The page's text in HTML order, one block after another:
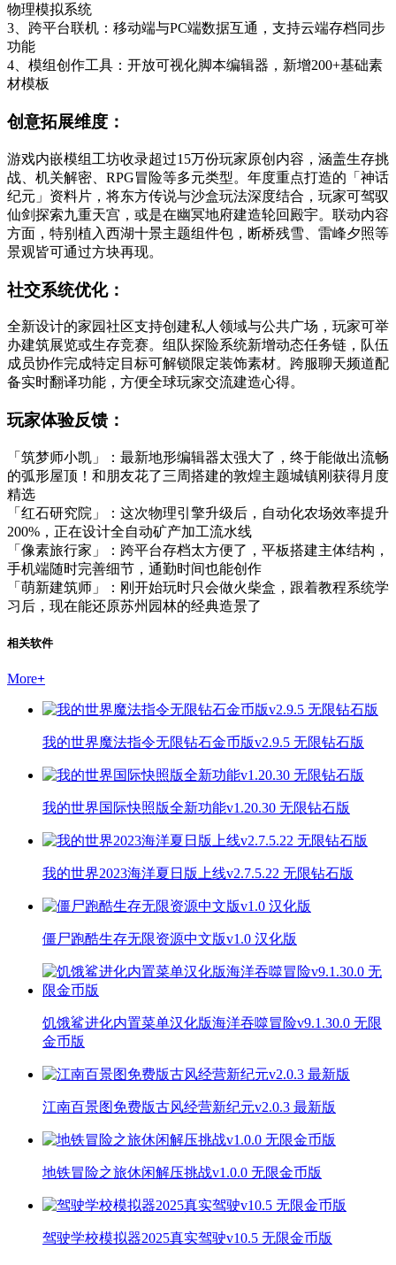
物理模拟系统
3、跨平台联机：移动端与PC端数据互通，支持云端存档同步
功能
4、模组创作工具：开放可视化脚本编辑器，新增200+基础素
材模板
创意拓展维度：
游戏内嵌模组工坊收录超过15万份玩家原创内容，涵盖生存挑
战、机关解密、RPG冒险等多元类型。年度重点打造的「神话
纪元」资料片，将东方传说与沙盒玩法深度结合，玩家可驾驭
仙剑探索九重天宫，或是在幽冥地府建造轮回殿宇。联动内容
方面，特别植入西湖十景主题组件包，断桥残雪、雷峰夕照等
景观皆可通过方块再现。
社交系统优化：
全新设计的家园社区支持创建私人领域与公共广场，玩家可举
办建筑展览或生存竞赛。组队探险系统新增动态任务链，队伍
成员协作完成特定目标可解锁限定装饰素材。跨服聊天频道配
备实时翻译功能，方便全球玩家交流建造心得。
玩家体验反馈：
「筑梦师小凯」：最新地形编辑器太强大了，终于能做出流畅
的弧形屋顶！和朋友花了三周搭建的敦煌主题城镇刚获得月度
精选
「红石研究院」：这次物理引擎升级后，自动化农场效率提升
200%，正在设计全自动矿产加工流水线
「像素旅行家」：跨平台存档太方便了，平板搭建主体结构，
手机端随时完善细节，通勤时间也能创作
「萌新建筑师」：刚开始玩时只会做火柴盒，跟着教程系统学
习后，现在能还原苏州园林的经典造景了
相关软件
More+
我的世界魔法指令无限钻石金币版v2.9.5 无限钻石版
我的世界国际快照版全新功能v1.20.30 无限钻石版
我的世界2023海洋夏日版上线v2.7.5.22 无限钻石版
僵尸跑酷生存无限资源中文版v1.0 汉化版
饥饿鲨进化内置菜单汉化版海洋吞噬冒险v9.1.30.0 无限
金币版
江南百景图免费版古风经营新纪元v2.0.3 最新版
地铁冒险之旅休闲解压挑战v1.0.0 无限金币版
驾驶学校模拟器2025真实驾驶v10.5 无限金币版